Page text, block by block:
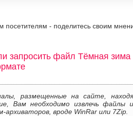
посетителям - поделитесь своим
запросить файл Тёмная зима
размещенные на сайте,
Вам необходимо извлечь файлы
вроде WinRar или 7Zip.